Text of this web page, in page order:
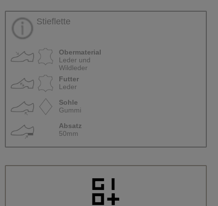
Stieflette
Obermaterial
Leder und
Wildleder
Futter
Leder
Sohle
Gummi
Absatz
50mm